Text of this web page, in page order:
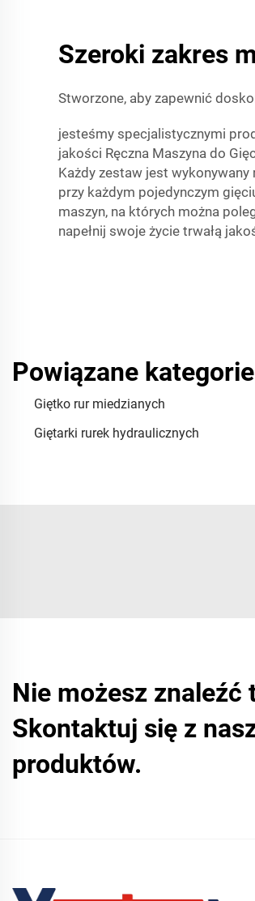
Szeroki zakres
Stworzone, aby zapewnić
jesteśmy specjalistycznymi
jakości Ręczna Maszyna do
Każdy zestaw jest
przy każdym pojedynczym
maszyn, na których można
napełnij swoje życie trwałą
Powiązane
Giętko rur miedzianych
Giętarki rurek hydraulicznych
Nie możesz znaleźć
Skontaktuj się z
produktów.